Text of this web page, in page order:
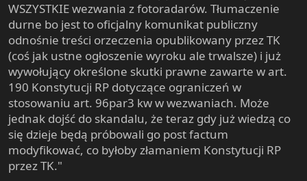
WSZYSTKIE wezwania z fotoradarów. Tłumaczenie
durne bo jest to oficjalny komunikat publiczny
odnośnie treści orzeczenia opublikowany przez TK
(coś jak ustne ogłoszenie wyroku ale trwalsze) i już
wywołujący określone skutki prawne zawarte w art.
190 Konstytucji RP dotyczące ograniczeń w
stosowaniu art. 96par3 kw w wezwaniach. Może
jednak dojść do skandalu, że teraz gdy już wiedzą co
się dzieje będą próbowali go post factum
modyfikować, co byłoby złamaniem Konstytucji RP
przez TK."